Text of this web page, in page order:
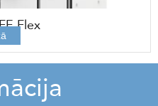
Flex